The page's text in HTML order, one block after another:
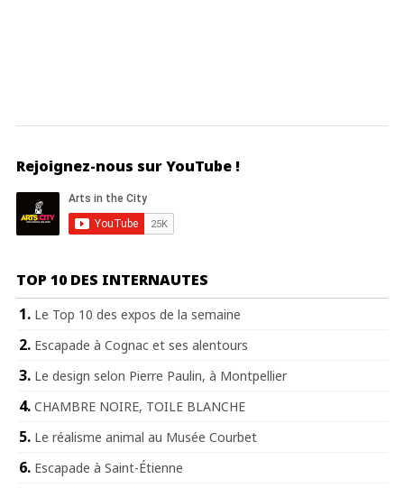
Rejoignez-nous sur YouTube !
TOP 10 DES INTERNAUTES
Le Top 10 des expos de la semaine
Escapade à Cognac et ses alentours
Le design selon Pierre Paulin, à Montpellier
CHAMBRE NOIRE, TOILE BLANCHE
Le réalisme animal au Musée Courbet
Escapade à Saint-Étienne